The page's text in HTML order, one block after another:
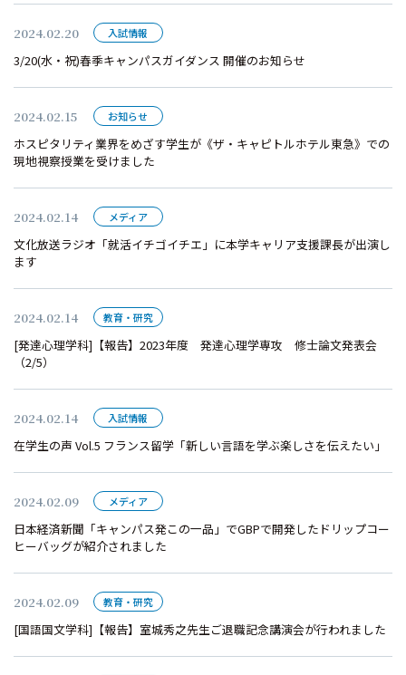
2024.02.20 入試情報
3/20(水・祝)春季キャンパスガイダンス 開催のお知らせ
2024.02.15 お知らせ
ホスピタリティ業界をめざす学生が《ザ・キャピトルホテル東急》での
現地視察授業を受けました
2024.02.14 メディア
文化放送ラジオ「就活イチゴイチエ」に本学キャリア支援課長が出演し
ます
2024.02.14 教育・研究
[発達心理学科]【報告】2023年度 発達心理学専攻 修士論文発表会
（2/5）
2024.02.14 入試情報
在学生の声 Vol.5 フランス留学「新しい言語を学ぶ楽しさを伝えたい」
2024.02.09 メディア
日本経済新聞「キャンパス発この一品」でGBPで開発したドリップコー
ヒーバッグが紹介されました
2024.02.09 教育・研究
[国語国文学科]【報告】室城秀之先生ご退職記念講演会が行われました